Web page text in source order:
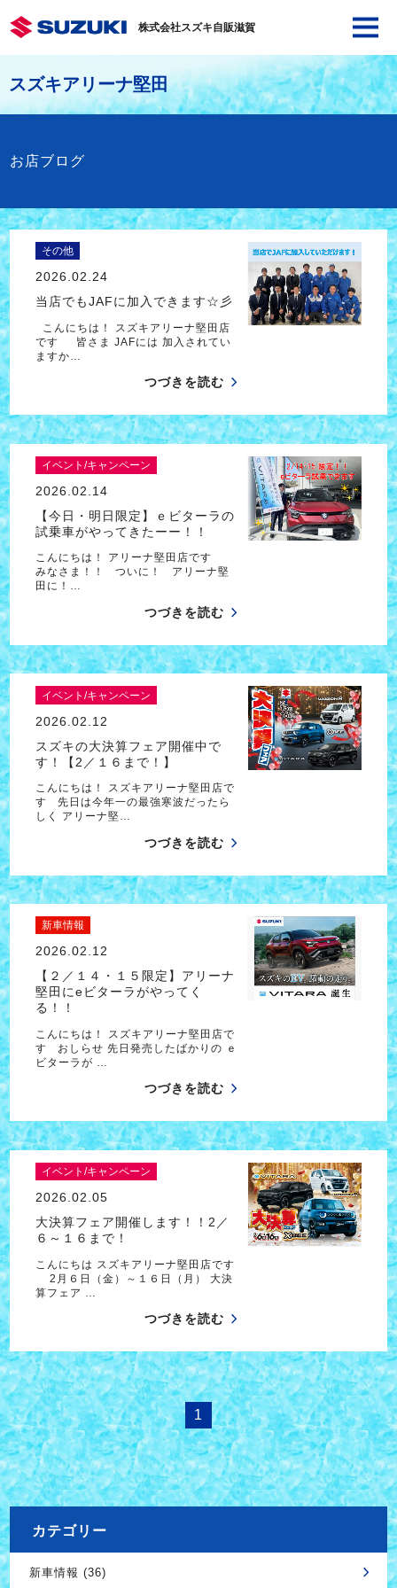
株式会社スズキ自販滋賀
スズキアリーナ堅田
お店ブログ
その他
2026.02.24
当店でもJAFに加入できます☆彡
こんにちは！ スズキアリーナ堅田店
です 皆さま JAFには 加入されてい
ますか…
つづきを読む
イベント/キャンペーン
2026.02.14
【今日・明日限定】ｅビターラの
試乗車がやってきたーー！！
こんにちは！ アリーナ堅田店です
みなさま！！ ついに！ アリーナ堅
田に！…
つづきを読む
イベント/キャンペーン
2026.02.12
スズキの大決算フェア開催中で
す！【2／１６まで！】
こんにちは！ スズキアリーナ堅田店で
す 先日は今年一の最強寒波だったら
しく アリーナ堅…
つづきを読む
新車情報
2026.02.12
【２／１４・１５限定】アリーナ
堅田にeビターラがやってく
る！！
こんにちは！ スズキアリーナ堅田店で
す おしらせ 先日発売したばかりの ｅ
ビターラが …
つづきを読む
イベント/キャンペーン
2026.02.05
大決算フェア開催します！！2／
６～１６まで！
こんにちは スズキアリーナ堅田店です
2月６日（金）～１６日（月） 大決
算フェア …
つづきを読む
1
カテゴリー
新車情報 (36)